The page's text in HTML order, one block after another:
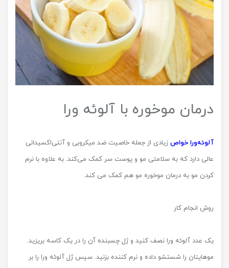
درمان موخوره با آلوئه ورا
آلوئه‌ورا خواص زیادی از جمله خاصیت ضد میکروبی و آنتی‌اکسیدانی
عالی دارد که به سلامتی مو و پوست سر کمک ‌می‌کند. به علاوه با نرم
کردن مو به درمان موخوره مو هم کمک می کند.
روش انجام کار
یک عدد آلوئه ورا نصف کنید و ژل چسبنده آن را در یک کاسه بریزید.
موهایتان را شستشو داده و نرم کننده بزنید. سپس ژل آلوئه‌ ورا را بر